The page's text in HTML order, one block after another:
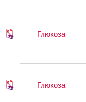
Глюкоза
Глюкоза